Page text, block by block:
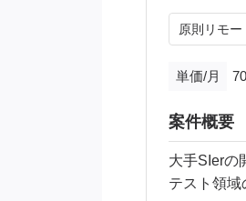
原則リモー
単価/月
案件概要
大手SIerの
テスト領域